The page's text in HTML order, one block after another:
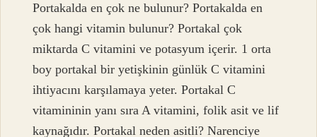
Portakalda en çok ne bulunur? Portakalda en
çok hangi vitamin bulunur? Portakal çok
miktarda C vitamini ve potasyum içerir. 1 orta
boy portakal bir yetişkinin günlük C vitamini
ihtiyacını karşılamaya yeter. Portakal C
vitamininin yanı sıra A vitamini, folik asit ve lif
kaynağıdır. Portakal neden asitli? Narenciye